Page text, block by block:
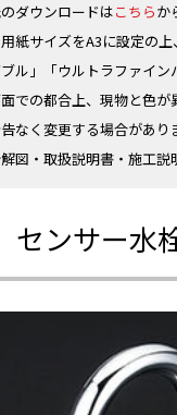
ダウンロードはこちらか
サイズをA3に設定の上
ル」「ウルトラファイ
での都合上、現物と色が
なく変更する場合があり
図・取扱説明書・施工
センサー